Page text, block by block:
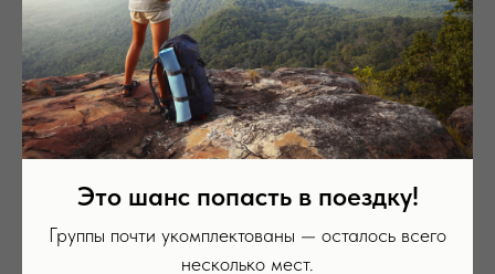
Это шанс попасть в поездку!
Группы почти укомплектованы — осталось всего
несколько мест.
км)
Если есть силы и желание – продолжаем
исследование вулкана! Новые панорамы, следы
активности и легкое чувство превосходства над
теми, кто решил остаться отдыхать.